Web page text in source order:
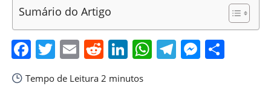
Sumário do Artigo
Facebook
Twitter
EmailReddit
LinkedIn
WhatsApp
Telegram
Tempo de Leitura 2 minutos